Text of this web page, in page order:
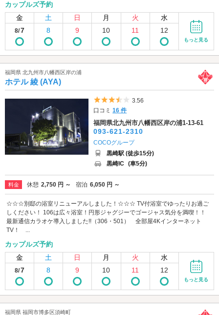
カップルズ予約
金
土 日 月 火 水
8/7 8 9 10 11 12
もっと見る
福岡県 北九州市八幡西区岸の浦
ホテル 綾 (AYA)
5つ星のうち3.5
3.56
口コミ16 件
福岡県北九州市八幡西区岸の浦1-13-61
093-621-2310
COCOグループ
黒崎駅 (徒歩15分)
黒崎IC (車5分)
料金 休憩 2,750 円 ～ 宿泊 6,050 円 ～
☆☆☆別邸の浴室リニューアルしました！☆☆☆ TV付浴室でゆったりお過ご
しください！ 106は広々浴室！円形ジャグジーでゴージャス気分を満喫！！
最新通信カラオケ導入しました!!（306・501） 全部屋4Kインターネット
TV！ ...
カップルズ予約
金
土 日 月 火 水
8/7 8 9 10 11 12
もっと見る
福岡県 福岡市博多区須崎町